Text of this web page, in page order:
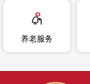
养老服务